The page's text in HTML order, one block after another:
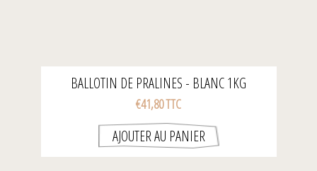
BALLOTIN DE PRALINES - BLANC 1KG
€41,80 TTC